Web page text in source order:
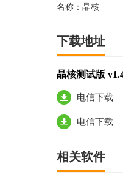
名称： 晶核
下载地址
晶核测试版
电信下载
电信下载
相关软件